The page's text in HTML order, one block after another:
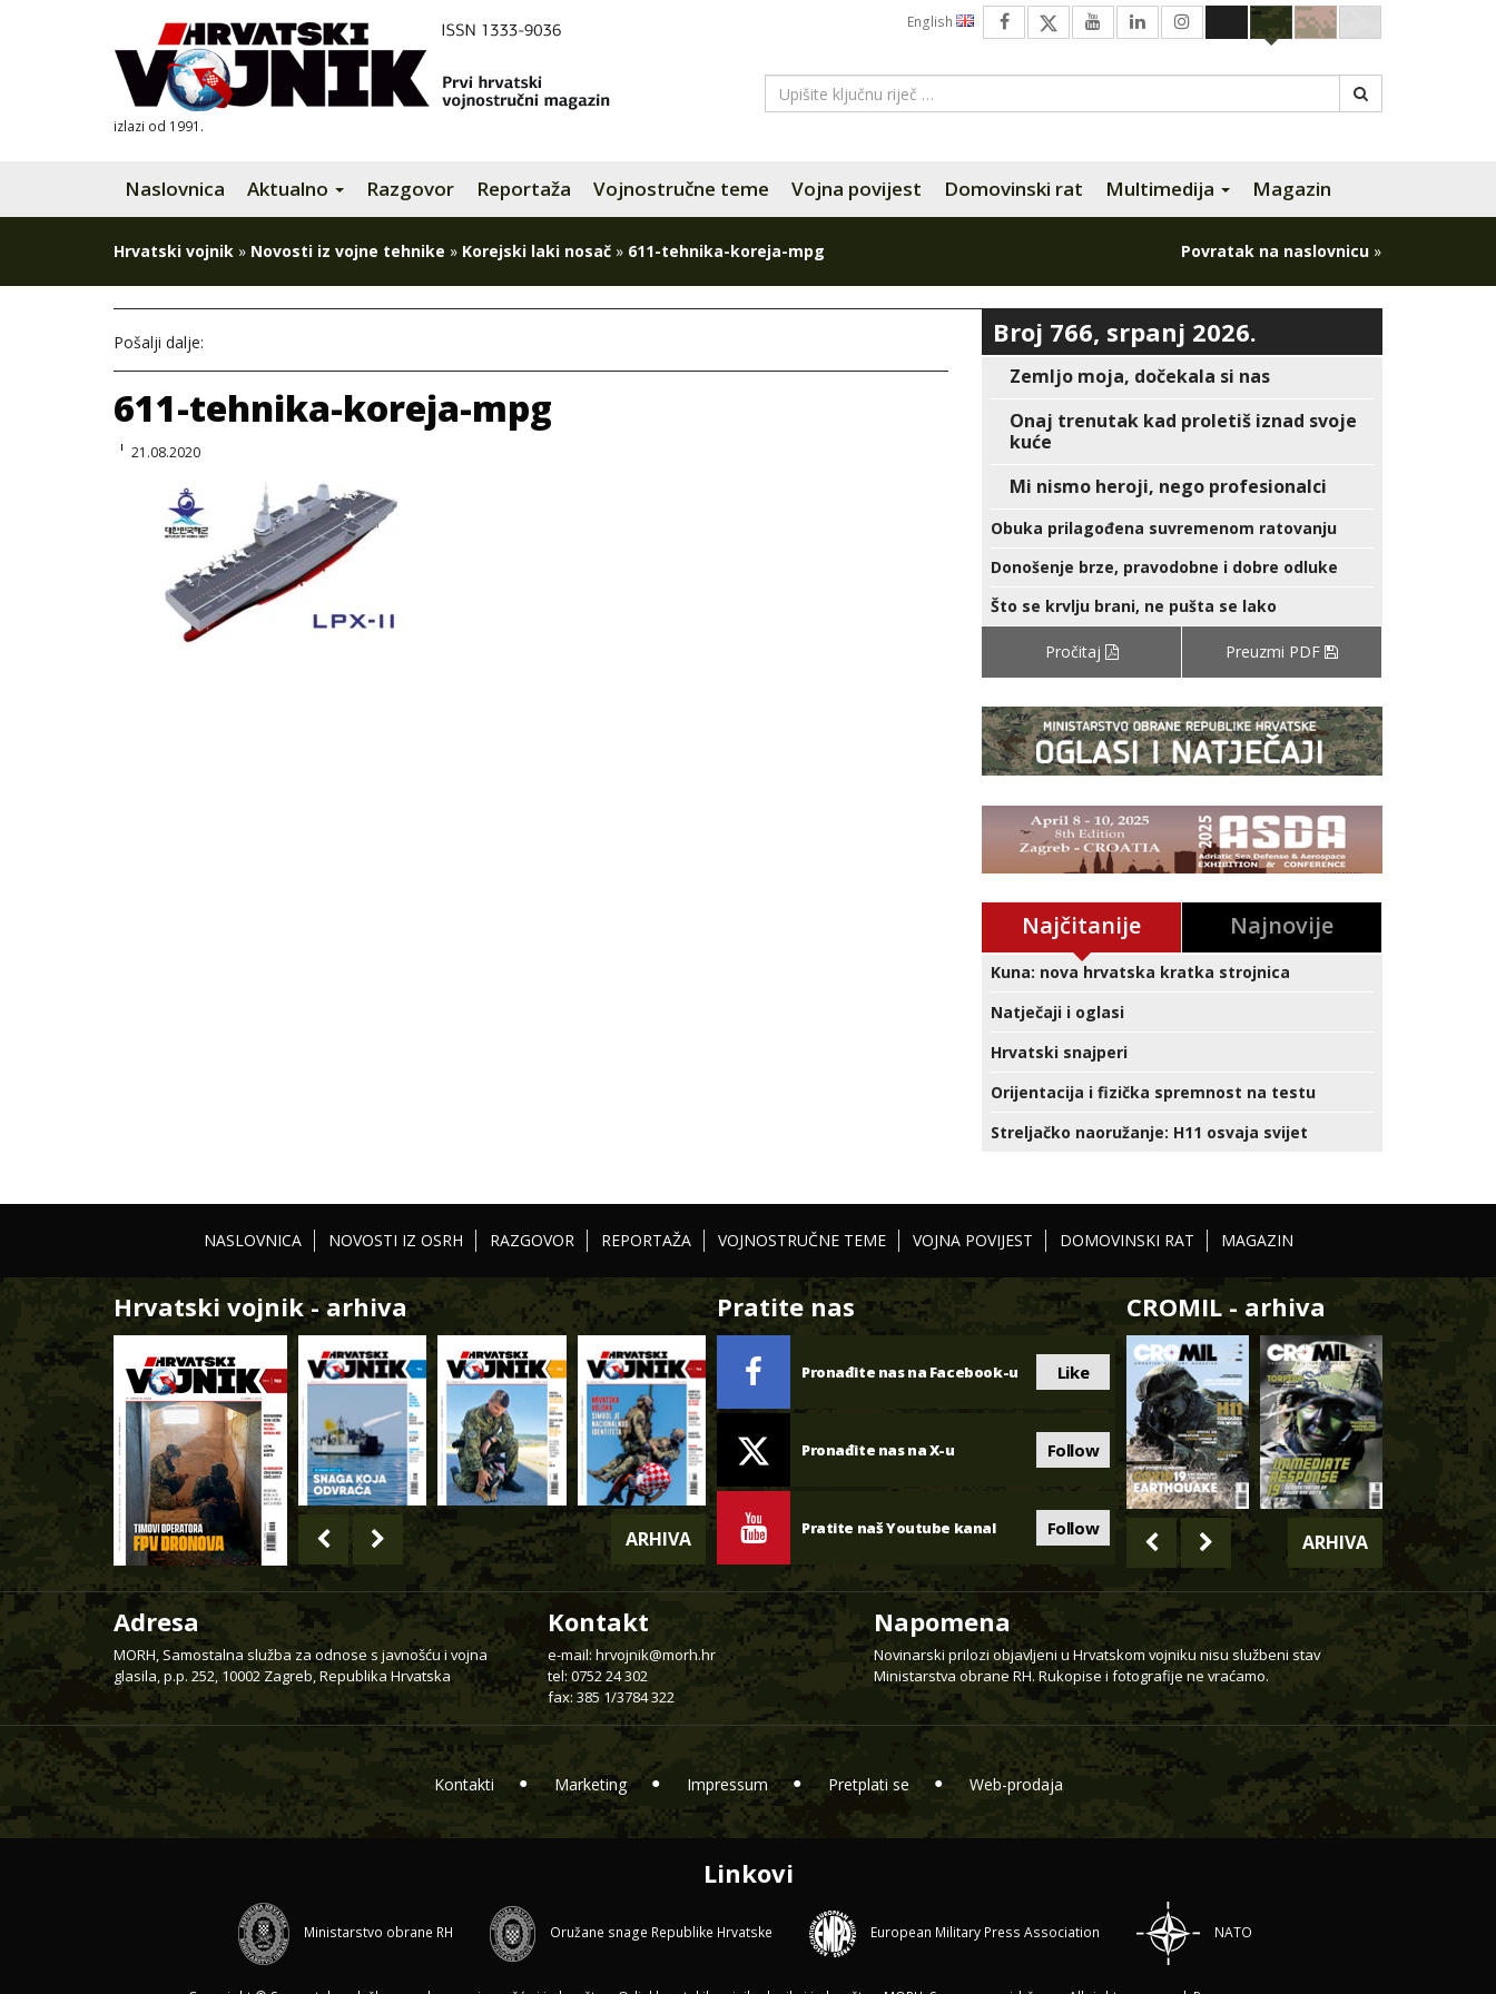
izlazi od 1991.
English
Naslovnica Aktualno Razgovor Reportaža Vojnostručne teme Vojna povijest Domovinski rat Multimedija Magazin
Hrvatski vojnik » Novosti iz vojne tehnike » Korejski laki nosač » 611-tehnika-koreja-mpg Povratak na naslovnicu »
Pošalji dalje:
611-tehnika-koreja-mpg
21.08.2020
Broj 766, srpanj 2026.
Zemljo moja, dočekala si nas
Onaj trenutak kad proletiš iznad svoje
kuće
Mi nismo heroji, nego profesionalci
Obuka prilagođena suvremenom ratovanju
Donošenje brze, pravodobne i dobre odluke
Što se krvlju brani, ne pušta se lako
Pročitaj Preuzmi PDF
Najčitanije Najnovije
Kuna: nova hrvatska kratka strojnica
Natječaji i oglasi
Hrvatski snajperi
Orijentacija i fizička spremnost na testu
Streljačko naoružanje: H11 osvaja svijet
NASLOVNICA NOVOSTI IZ OSRH RAZGOVOR REPORTAŽA VOJNOSTRUČNE TEME VOJNA POVIJEST DOMOVINSKI RAT MAGAZIN
Hrvatski vojnik - arhiva
ARHIVA
Pratite nas
Pronađite nas na Facebook-u Like
Pronađite nas na X-u Follow
Pratite naš Youtube kanal Follow
CROMIL - arhiva
ARHIVA
Adresa
MORH, Samostalna služba za odnose s javnošću i vojna
glasila, p.p. 252, 10002 Zagreb, Republika Hrvatska
Kontakt
e-mail: hrvojnik@morh.hr
tel: 0752 24 302
fax: 385 1/3784 322
Napomena
Novinarski prilozi objavljeni u Hrvatskom vojniku nisu službeni stav
Ministarstva obrane RH. Rukopise i fotografije ne vraćamo.
Kontakti Marketing Impressum Pretplati se Web-prodaja
Linkovi
Ministarstvo obrane RH Oružane snage Republike Hrvatske European Military Press Association NATO